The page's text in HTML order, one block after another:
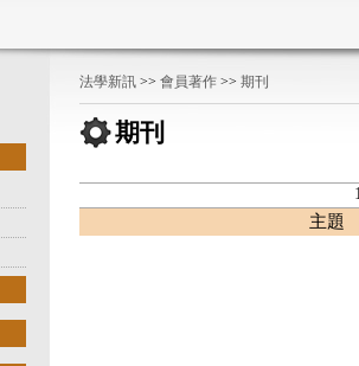
法學新訊 >> 會員著作 >> 期刊
期刊
主題